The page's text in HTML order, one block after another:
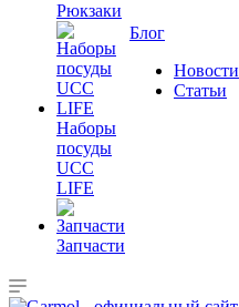
Рюкзаки
Наборы
посуды
UCC
LIFE
Запчасти
Блог
Новости
Статьи